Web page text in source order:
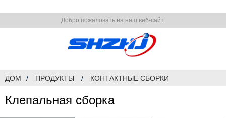
Добро пожаловать на наш веб-сайт.
ДОМ ПРОДУКТЫ КОНТАКТНЫЕ СБОРКИ
Клепальная сборка